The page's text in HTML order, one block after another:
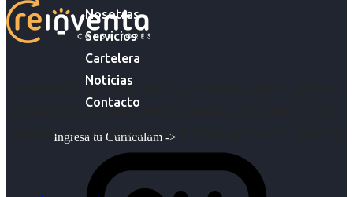
Nosotras
Servicios
Cartelera
Noticias
Contacto
Ingresa tu Curriculum ->
Acompañar a empresas en su gestión de capital humano y
acompañar a personas en la búsqueda y encuentro de sus
objetivos es para nosotros un trabajo, pero antes un placer.